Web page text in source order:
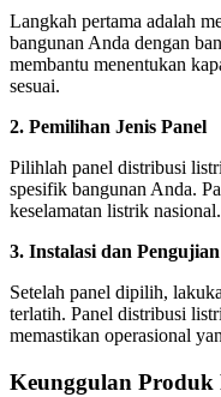
Langkah pertama adalah
bangunan Anda dengan
membantu menentukan
sesuai.
2. Pemilihan Jenis Panel
Pilihlah panel distribusi
spesifik bangunan Anda.
keselamatan listrik nasional.
3. Instalasi dan Pengujian
Setelah panel dipilih,
terlatih. Panel distribusi
memastikan operasional
Keunggulan